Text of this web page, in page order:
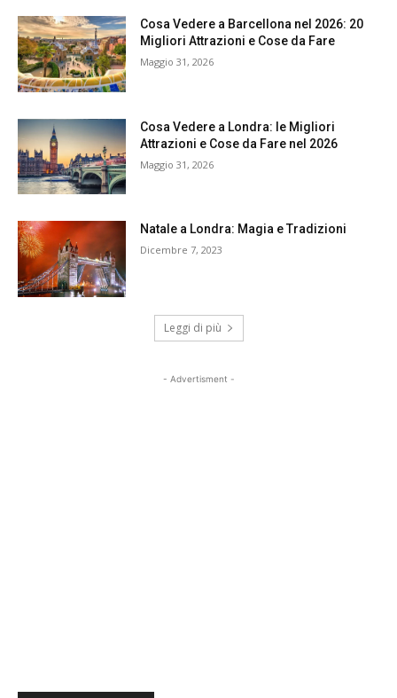
Cosa Vedere a Barcellona nel 2026: 20
Migliori Attrazioni e Cose da Fare
Maggio 31, 2026
Cosa Vedere a Londra: le Migliori
Attrazioni e Cose da Fare nel 2026
Maggio 31, 2026
Natale a Londra: Magia e Tradizioni
Dicembre 7, 2023
Leggi di più
- Advertisment -